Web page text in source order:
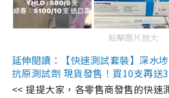
點擊圖片放大
延伸閱讀：【快速測試套裝】深水
抗原測試劑 現貨發售！買10支再送
<< 提提大家，各零售商發售的快速